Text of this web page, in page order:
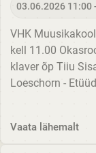
03.06.2026 11:00
VHK
kell 11.00
klaver õp Tiiu
Loeschorn -
Vaata lähemalt